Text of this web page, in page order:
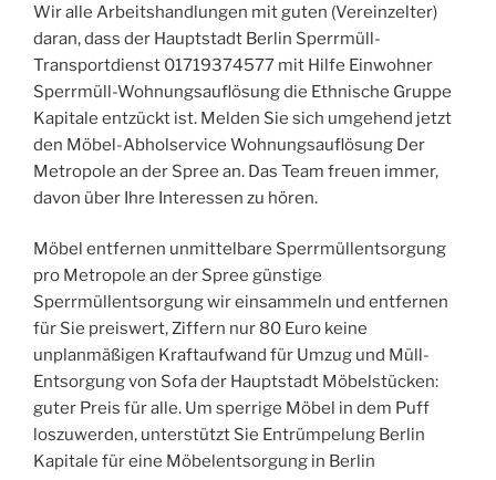
Wir alle Arbeitshandlungen mit guten (Vereinzelter)
daran, dass der Hauptstadt Berlin Sperrmüll-
Transportdienst 01719374577 mit Hilfe Einwohner
Sperrmüll-Wohnungsauflösung die Ethnische Gruppe
Kapitale entzückt ist. Melden Sie sich umgehend jetzt
den Möbel-Abholservice Wohnungsauflösung Der
Metropole an der Spree an. Das Team freuen immer,
davon über Ihre Interessen zu hören.
Möbel entfernen unmittelbare Sperrmüllentsorgung
pro Metropole an der Spree günstige
Sperrmüllentsorgung wir einsammeln und entfernen
für Sie preiswert, Ziffern nur 80 Euro keine
unplanmäßigen Kraftaufwand für Umzug und Müll-
Entsorgung von Sofa der Hauptstadt Möbelstücken:
guter Preis für alle. Um sperrige Möbel in dem Puff
loszuwerden, unterstützt Sie Entrümpelung Berlin
Kapitale für eine Möbelentsorgung in Berlin